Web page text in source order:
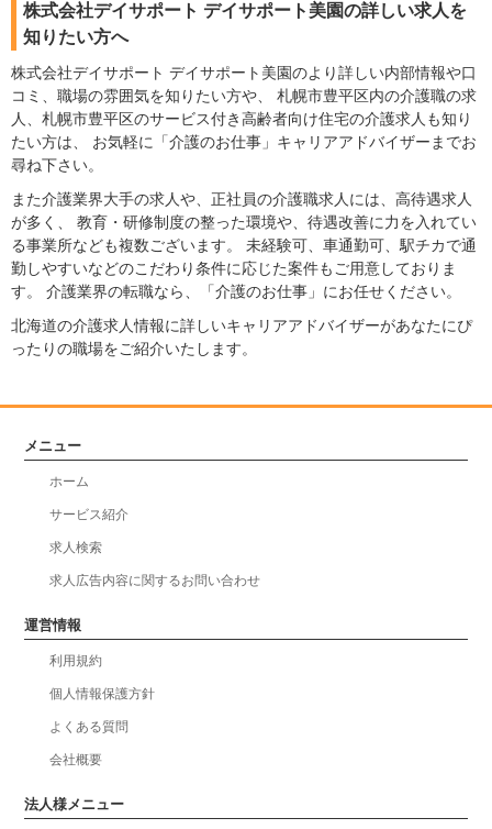
株式会社デイサポート デイサポート美園の詳しい求人を
知りたい方へ
株式会社デイサポート デイサポート美園のより詳しい内部情報や口
コミ、職場の雰囲気を知りたい方や、 札幌市豊平区内の介護職の求
人、札幌市豊平区のサービス付き高齢者向け住宅の介護求人も知り
たい方は、 お気軽に「介護のお仕事」キャリアアドバイザーまでお
尋ね下さい。
また介護業界大手の求人や、正社員の介護職求人には、高待遇求人
が多く、 教育・研修制度の整った環境や、待遇改善に力を入れてい
る事業所なども複数ございます。 未経験可、車通勤可、駅チカで通
勤しやすいなどのこだわり条件に応じた案件もご用意しておりま
す。 介護業界の転職なら、「介護のお仕事」にお任せください。
北海道の介護求人情報に詳しいキャリアアドバイザーがあなたにぴ
ったりの職場をご紹介いたします。
メニュー
ホーム
サービス紹介
求人検索
求人広告内容に関するお問い合わせ
運営情報
利用規約
個人情報保護方針
よくある質問
会社概要
法人様メニュー